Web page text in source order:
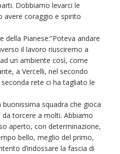
Dobbiamo levarci le
avere coraggio e spirito
Pianese:”Poteva andare
il lavoro riusciremo a
un ambiente così, come
a Vercelli, nel secondo
rete ci ha tagliato le
buonissima squadra che gioca
torcere a molti. Abbiamo
aperto, con determinazione,
bello, meglio del primo,
d’indossare la fascia di